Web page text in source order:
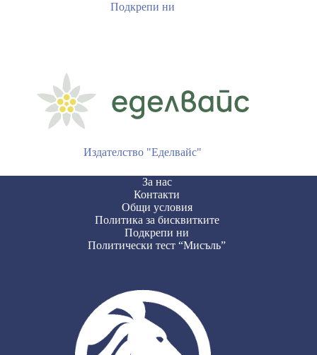
Подкрепи ни
Издателство "Еделвайс"
За нас
Контакти
Общи условия
Политика за бисквитките
Подкрепи ни
Политически тест “Мисъль”